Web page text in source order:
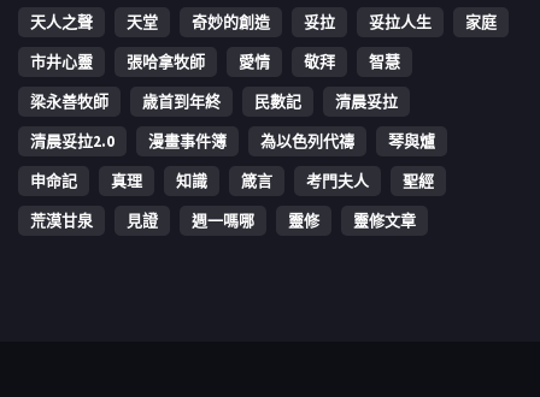
天人之聲
天堂 奇妙的創造 妥拉 妥拉人生
家庭
市井心靈
張哈拿牧師 愛情 敬拜
智慧
梁永善牧師
歳首到年終 民數記
清晨妥拉
清晨妥拉2.0
漫畫事件簿 為以色列代禱
琴與爐
申命記
真理 知識 箴言 考門夫人
聖經
荒漠甘泉
見證 週一嗎哪 靈修 靈修文章